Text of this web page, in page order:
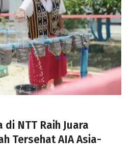
NTT Raih Juara
Tersehat AIA Asia-